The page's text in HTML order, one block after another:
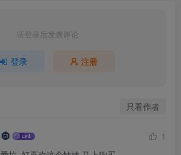
请登录后发表评论
登录 注册
只看作者
1